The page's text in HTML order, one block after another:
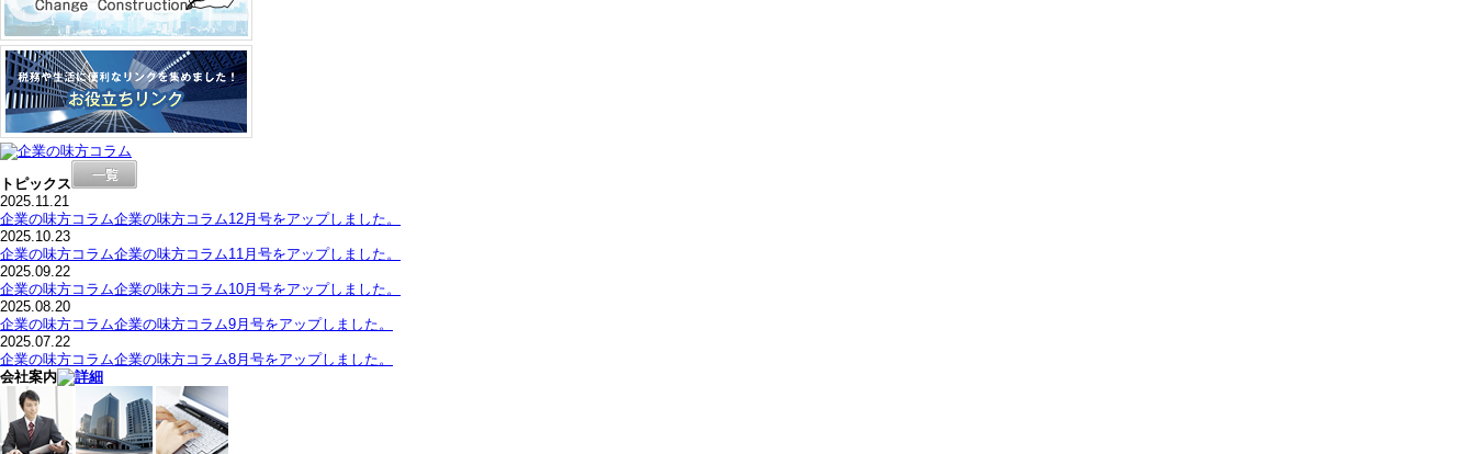
トピックス
2025.11.21
企業の味方コラム企業の味方コラム12月号をアップしました。
2025.10.23
企業の味方コラム企業の味方コラム11月号をアップしました。
2025.09.22
企業の味方コラム企業の味方コラム10月号をアップしました。
2025.08.20
企業の味方コラム企業の味方コラム9月号をアップしました。
2025.07.22
企業の味方コラム企業の味方コラム8月号をアップしました。
会社案内